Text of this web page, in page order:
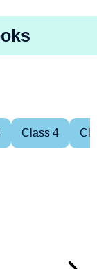
Class 4